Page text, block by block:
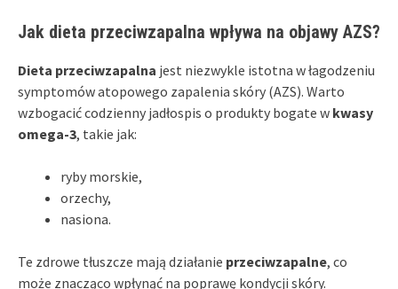
Jak dieta przeciwzapalna wpływa na objawy AZS?
Dieta przeciwzapalna jest niezwykle istotna w łagodzeniu
symptomów atopowego zapalenia skóry (AZS). Warto
wzbogacić codzienny jadłospis o produkty bogate w kwasy
omega-3, takie jak:
ryby morskie,
orzechy,
nasiona.
Te zdrowe tłuszcze mają działanie przeciwzapalne, co
może znacząco wpłynąć na poprawę kondycji skóry.